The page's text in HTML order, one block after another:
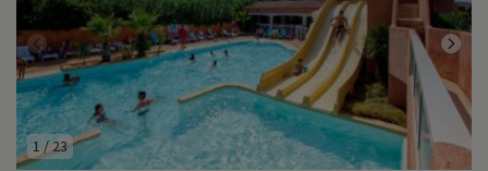
1/23